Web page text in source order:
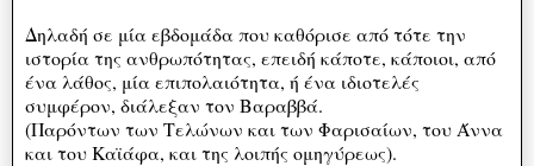
Δηλαδή σε μία εβδομάδα που καθόρισε από τότε την
ιστορία της ανθρωπότητας, επειδή κάποτε, κάποιοι, από
ένα λάθος, μία επιπολαιότητα, ή ένα ιδιοτελές
συμφέρον, διάλεξαν τον Βαραββά.
(Παρόντων των Τελώνων και των Φαρισαίων, του Άννα
και του Καϊάφα, και της λοιπής ομηγύρεως).